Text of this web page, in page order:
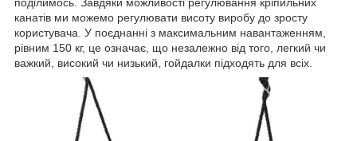
канатів ми можемо регулювати висоту виробу до зросту
користувача. У поєднанні з максимальним навантаженням,
рівним 150 кг, це означає, що незалежно від того, легкий чи
важкий, високий чи низький, гойдалки підходять для всіх.